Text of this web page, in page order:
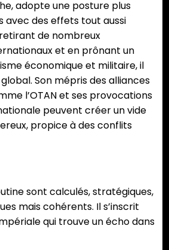
adopte une posture plus
avec des effets tout aussi
de nombreux
et en prônant un
économique et militaire, il
Son mépris des alliances
l’OTAN et ses provocations
peuvent créer un vide
propice à des conflits
sont calculés, stratégiques,
mais cohérents. Il s’inscrit
qui trouve un écho dans